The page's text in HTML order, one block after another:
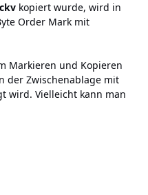
kopiert wurde, wird in
Order Mark mit
Markieren und Kopieren
der Zwischenablage mit
wird. Vielleicht kann man